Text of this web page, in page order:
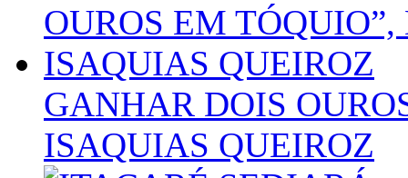
GANHAR DOIS
ISAQUIAS QUEIROZ